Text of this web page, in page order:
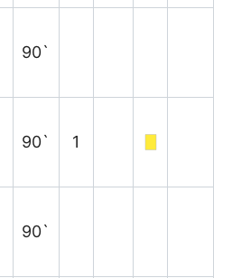
90`
90` 1
90`